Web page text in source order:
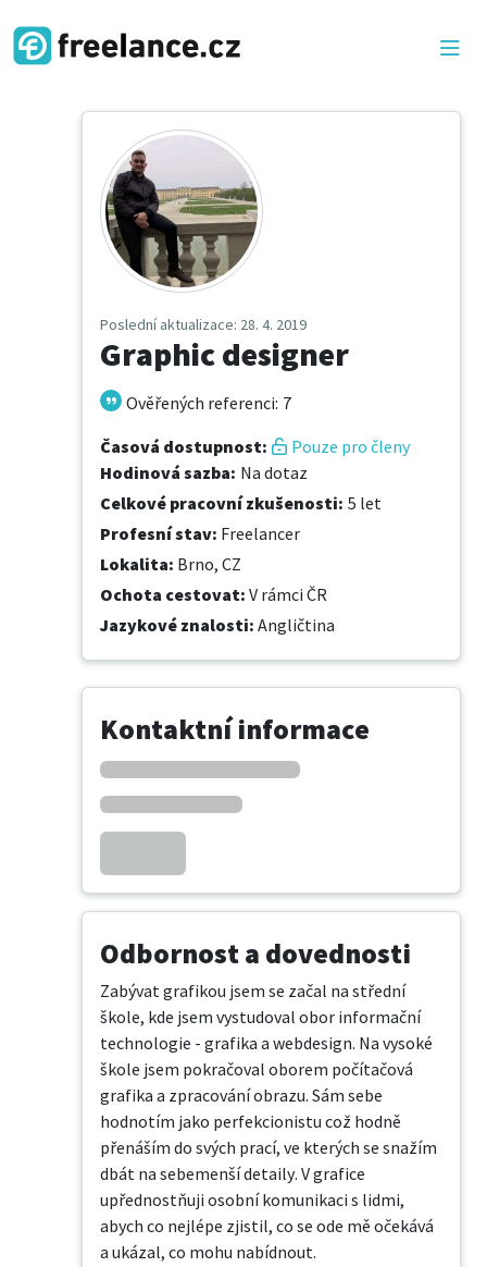
Poslední aktualizace: 28. 4. 2019
Graphic designer
Ověřených referenci: 7
Časová dostupnost:
Pouze pro členy
Hodinová sazba: Na dotaz
Celkové pracovní zkušenosti: 5 let
Profesní stav: Freelancer
Lokalita: Brno, CZ
Ochota cestovat: V rámci ČR
Jazykové znalosti: Angličtina
Kontaktní informace
Odbornost a dovednosti
Zabývat grafikou jsem se začal na střední
škole, kde jsem vystudoval obor informační
technologie - grafika a webdesign. Na vysoké
škole jsem pokračoval oborem počítačová
grafika a zpracování obrazu. Sám sebe
hodnotím jako perfekcionistu což hodně
přenáším do svých prací, ve kterých se snažím
dbát na sebemenší detaily. V grafice
upřednostňuji osobní komunikaci s lidmi,
abych co nejlépe zjistil, co se ode mě očekává
a ukázal, co mohu nabídnout.